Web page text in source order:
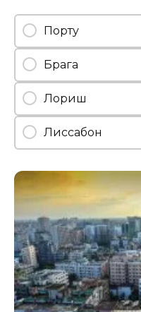
Порту
Брага
Лориш
Лиссабон